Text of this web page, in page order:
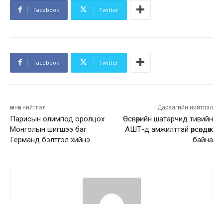
Facebook Twitter
Facebook Twitter
өмнөх нийтлэл
Парисын олимпод оролцох
Монголын шигшээ баг
Германд бэлтгэл хийнэ
Дараагийн нийтлэл
Өсвөрийн шатарчид тивийн
АШТ-д амжилттай өрсөлдөж
байна